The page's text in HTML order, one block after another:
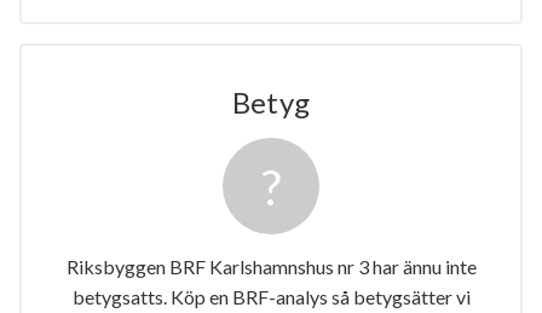
Betyg
Riksbyggen BRF Karlshamnshus nr 3 har ännu inte
betygsatts. Köp en BRF-analys så betygsätter vi